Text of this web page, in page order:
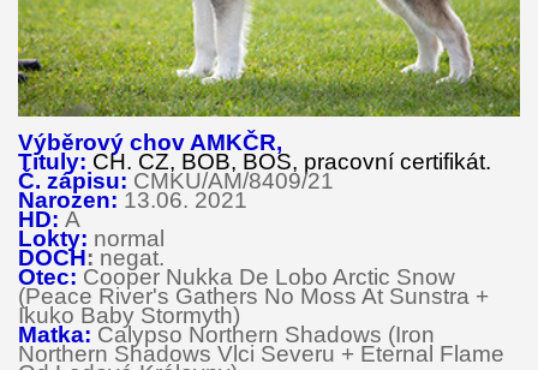
Výběrový chov AMKČR,
Tituly: CH. CZ, BOB, BOS, pracovní certifikát.
Č. zápisu: CMKU/AM/8409/21
Narozen: 13.06. 2021
HD: A
Lokty: normal
DOCH: negat.
Otec: Cooper Nukka De Lobo Arctic Snow
(Peace River's Gathers No Moss At Sunstra +
Ikuko Baby Stormyth)
Matka: Calypso Northern Shadows (Iron
Northern Shadows Vlci Severu + Eternal Flame